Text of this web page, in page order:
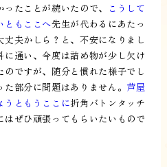
たことが続いたので、
こうして
ともここへ先生が代わるにあたっ
夫かしら？と、不安になりまし
通い、今度は詰め物が少し欠け
ですが、随分と慣れた様子でし
部分に問題はありません。 芦屋
うともうここに折角バトンタッチ
ぜひ頑張ってもらいたいもので